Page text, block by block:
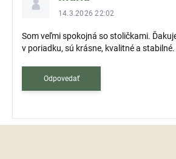
s
14.3.2026 22:02
Som veľmi spokojná so stoličkami.
v poriadku, sú krásne, kvalitné a
Odpovedať